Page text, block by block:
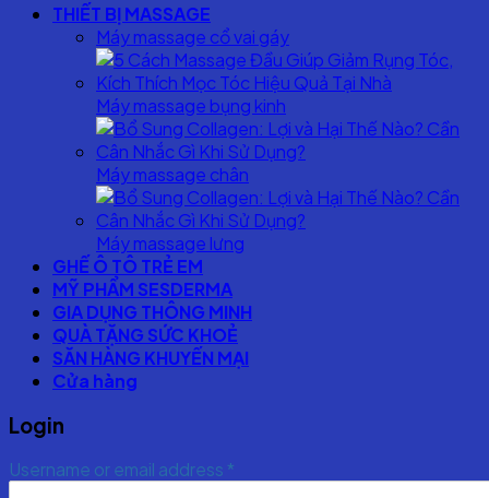
THIẾT BỊ MASSAGE
Máy massage cổ vai gáy
Máy massage bụng kinh
Máy massage chân
Máy massage lưng
GHẾ Ô TÔ TRẺ EM
MỸ PHẨM SESDERMA
GIA DỤNG THÔNG MINH
QUÀ TẶNG SỨC KHOẺ
SĂN HÀNG KHUYẾN MẠI
Cửa hàng
Login
Username or email address *